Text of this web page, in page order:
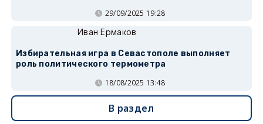
29/09/2025 19:28
Иван Ермаков
Избирательная игра в Севастополе выполняет
роль политического термометра
18/08/2025 13:48
В раздел